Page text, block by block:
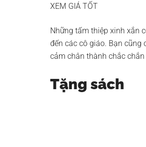
XEM GIÁ TỐT
Những tấm thiệp xinh xắn
đến các cô giáo. Bạn
cảm chân thành chắc
Tặng sách